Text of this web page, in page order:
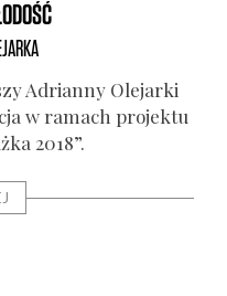
Adrian­ny Ole­jar­ki
w ramach pro­jek­tu
2018”.